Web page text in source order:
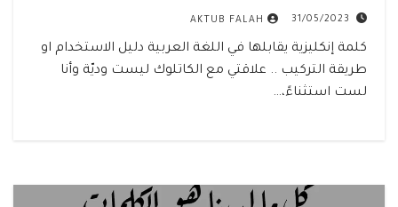
31/05/2023
AKTUB FALAH
كلمة إنكليزية يقابلها في اللغة العربية دليل الاستخدام او
طريقة التركيب .. علاقتي مع الكاتلوك ليست وديّة وأنا
لست استثناءً،…